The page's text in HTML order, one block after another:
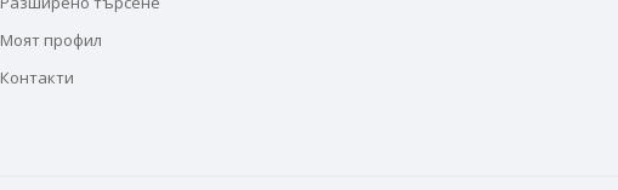
Моят профил
Контакти